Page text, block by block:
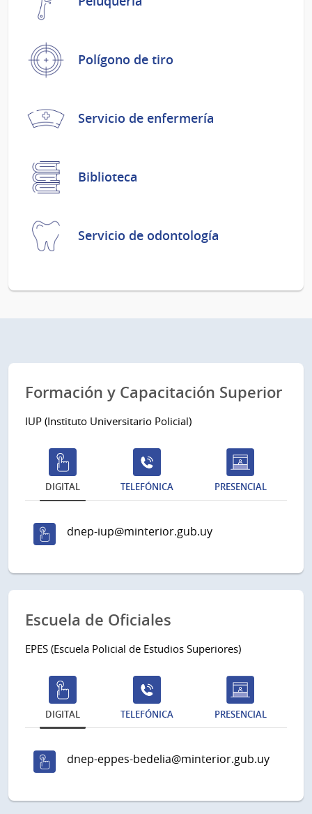
Polígono de tiro
Servicio de enfermería
Biblioteca
Servicio de odontología
Formación y Capacitación Superior
IUP (Instituto Universitario Policial)
DIGITAL TELEFÓNICA PRESENCIAL
dnep-iup@minterior.gub.uy
Escuela de Oficiales
EPES (Escuela Policial de Estudios Superiores)
DIGITAL TELEFÓNICA PRESENCIAL
dnep-eppes-bedelia@minterior.gub.uy